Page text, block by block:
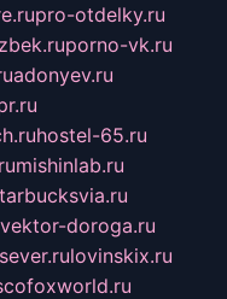
pro-otdelky.ru
porno-vk.ru
adonyev.ru
hostel-65.ru
mishinlab.ru
vektor-doroga.ru
lovinskix.ru